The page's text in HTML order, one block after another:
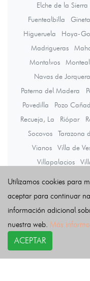
Elche de la Sierra
Fuentealbilla
Higueruela
Hoya-
Madrigueras
Montalvos
Navas de Jorquera
Paterna del Madera
Povedilla
Pozo
Recueja, La
Riópar
Socovos
Tarazona
Vianos
Villa de
Villapalacios
Villaverde
Utilizamos cookies para
aceptar para continuar
información adicional
nuestra web. Más
ACEPTAR